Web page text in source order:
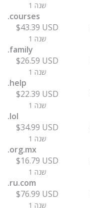
1 שנה
.courses
$43.39 USD
1 שנה
.family
$26.59 USD
1 שנה
.help
$22.39 USD
1 שנה
.lol
$34.99 USD
1 שנה
.org.mx
$16.79 USD
1 שנה
.ru.com
$76.99 USD
1 שנה